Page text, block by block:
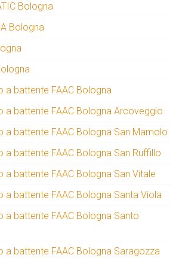
Bologna
Bologna
a battente FAAC Bologna
a battente FAAC Bologna Arcoveggio
a battente FAAC Bologna San Mamolo
a battente FAAC Bologna San Ruffillo
a battente FAAC Bologna San Vitale
a battente FAAC Bologna Santa Viola
a battente FAAC Bologna Santo
a battente FAAC Bologna Saragozza